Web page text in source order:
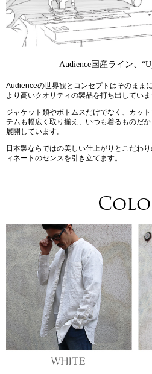
Audience国産ライン、
Audienceの世界観とコンセプトはそのまま
より高いクオリティの製品を打ち出していま
ジャケット類やボトムスだけでなく、カッ
テムも幅広く取り揃え、いつも着るものだ
展開しています。
日本製ならではの美しい仕上がりとこだわ
ィネートのセンスを引き立てます。